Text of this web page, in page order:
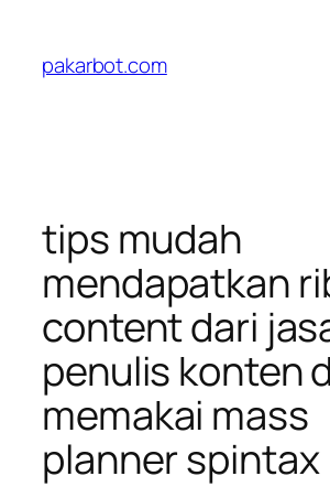
content
pakarbot.com
tips mudah
mendapatkan
content dari
penulis konten
memakai mass
planner spintax